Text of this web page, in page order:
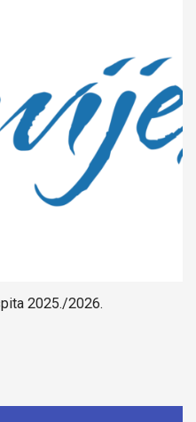
2025./2026.